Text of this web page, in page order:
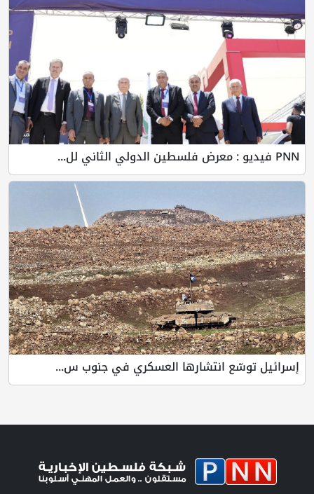
PNN فيديو : معرض فلسطين الدولي الثاني لل...
إسرائيل توسّع انتشارها العسكري في جنوب س...